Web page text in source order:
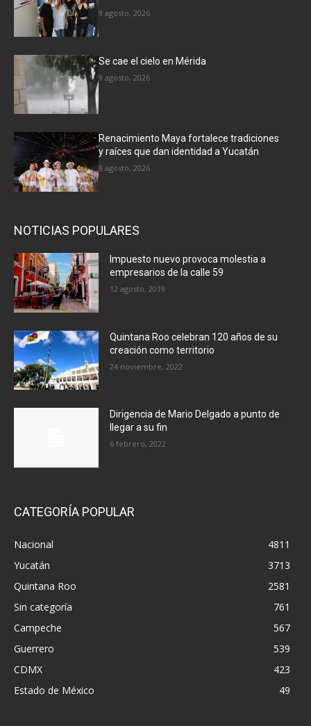
9 agosto, 2026
Se cae el cielo en Mérida
9 agosto, 2026
Renacimiento Maya fortalece tradiciones
y raíces que dan identidad a Yucatán
8 agosto, 2026
NOTICIAS POPULARES
Impuesto nuevo provoca molestia a
empresarios de la calle 59
12 agosto, 2019
Quintana Roo celebran 120 años de su
creación como territorio
24 noviembre, 2022
Dirigencia de Mario Delgado a punto de
llegar a su fin
6 febrero, 2022
CATEGORÍA POPULAR
Nacional
4811
Yucatán
3713
Quintana Roo
2581
Sin categoría
761
Campeche
567
Guerrero
539
CDMX
423
Estado de México
49